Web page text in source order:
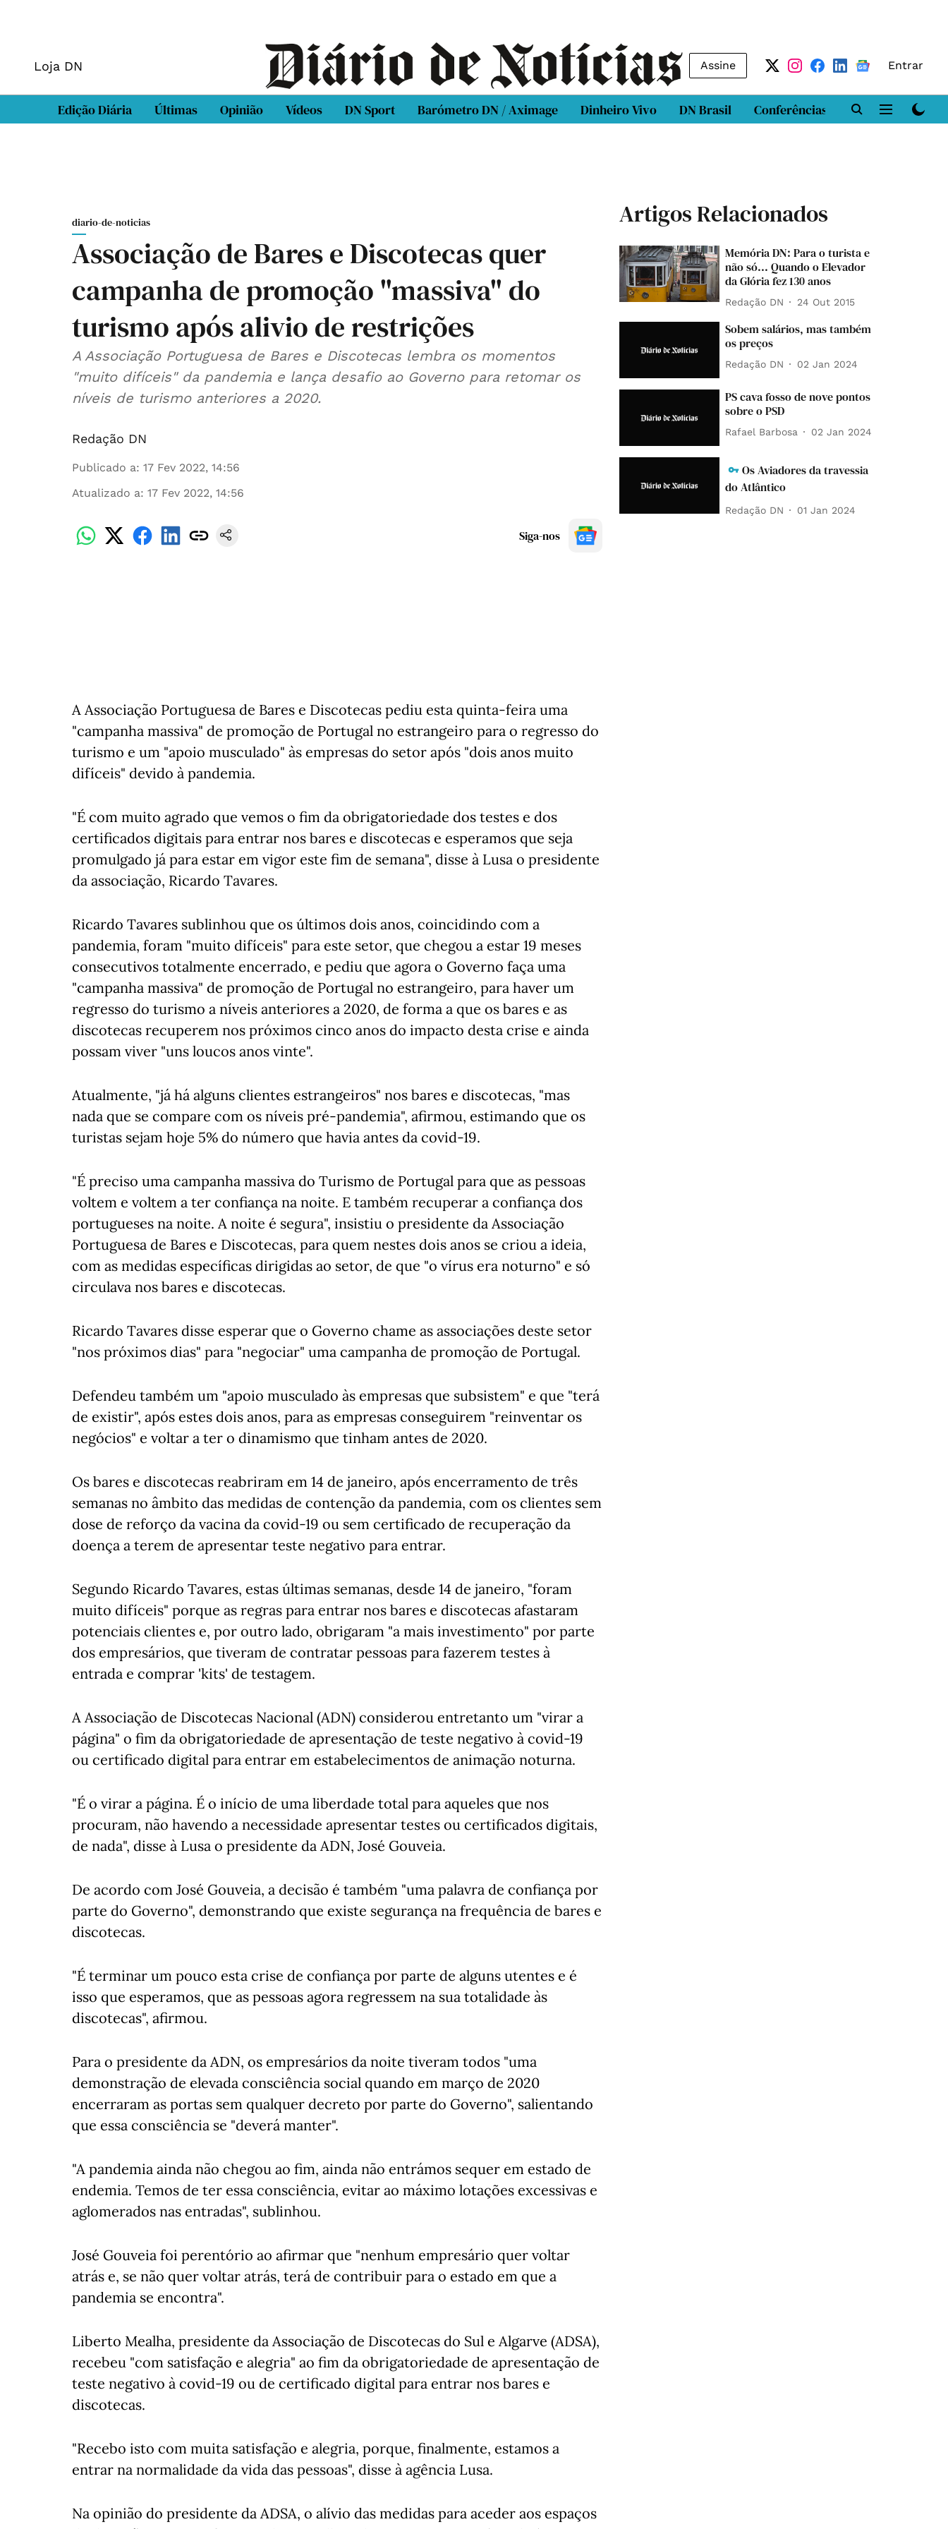
Loja DN Assine Entrar
Edição Diária Últimas Opinião Vídeos DN Sport Barómetro DN / Aximage Dinheiro Vivo DN Brasil Conferências DN LAB
diario-de-noticias
Associação de Bares e Discotecas quer
campanha de promoção "massiva" do
turismo após alivio de restrições
A Associação Portuguesa de Bares e Discotecas lembra os momentos
"muito difíceis" da pandemia e lança desafio ao Governo para retomar os
níveis de turismo anteriores a 2020.
Redação DN
Publicado a: 17 Fev 2022, 14:56
Atualizado a: 17 Fev 2022, 14:56
Siga-nos
A Associação Portuguesa de Bares e Discotecas pediu esta quinta-feira uma
"campanha massiva" de promoção de Portugal no estrangeiro para o regresso do
turismo e um "apoio musculado" às empresas do setor após "dois anos muito
difíceis" devido à pandemia.
"É com muito agrado que vemos o fim da obrigatoriedade dos testes e dos
certificados digitais para entrar nos bares e discotecas e esperamos que seja
promulgado já para estar em vigor este fim de semana", disse à Lusa o presidente
da associação, Ricardo Tavares.
Ricardo Tavares sublinhou que os últimos dois anos, coincidindo com a
pandemia, foram "muito difíceis" para este setor, que chegou a estar 19 meses
consecutivos totalmente encerrado, e pediu que agora o Governo faça uma
"campanha massiva" de promoção de Portugal no estrangeiro, para haver um
regresso do turismo a níveis anteriores a 2020, de forma a que os bares e as
discotecas recuperem nos próximos cinco anos do impacto desta crise e ainda
possam viver "uns loucos anos vinte".
Atualmente, "já há alguns clientes estrangeiros" nos bares e discotecas, "mas
nada que se compare com os níveis pré-pandemia", afirmou, estimando que os
turistas sejam hoje 5% do número que havia antes da covid-19.
"É preciso uma campanha massiva do Turismo de Portugal para que as pessoas
voltem e voltem a ter confiança na noite. E também recuperar a confiança dos
portugueses na noite. A noite é segura", insistiu o presidente da Associação
Portuguesa de Bares e Discotecas, para quem nestes dois anos se criou a ideia,
com as medidas específicas dirigidas ao setor, de que "o vírus era noturno" e só
circulava nos bares e discotecas.
Ricardo Tavares disse esperar que o Governo chame as associações deste setor
"nos próximos dias" para "negociar" uma campanha de promoção de Portugal.
Defendeu também um "apoio musculado às empresas que subsistem" e que "terá
de existir", após estes dois anos, para as empresas conseguirem "reinventar os
negócios" e voltar a ter o dinamismo que tinham antes de 2020.
Os bares e discotecas reabriram em 14 de janeiro, após encerramento de três
semanas no âmbito das medidas de contenção da pandemia, com os clientes sem
dose de reforço da vacina da covid-19 ou sem certificado de recuperação da
doença a terem de apresentar teste negativo para entrar.
Segundo Ricardo Tavares, estas últimas semanas, desde 14 de janeiro, "foram
muito difíceis" porque as regras para entrar nos bares e discotecas afastaram
potenciais clientes e, por outro lado, obrigaram "a mais investimento" por parte
dos empresários, que tiveram de contratar pessoas para fazerem testes à
entrada e comprar 'kits' de testagem.
A Associação de Discotecas Nacional (ADN) considerou entretanto um "virar a
página" o fim da obrigatoriedade de apresentação de teste negativo à covid-19
ou certificado digital para entrar em estabelecimentos de animação noturna.
"É o virar a página. É o início de uma liberdade total para aqueles que nos
procuram, não havendo a necessidade apresentar testes ou certificados digitais,
de nada", disse à Lusa o presidente da ADN, José Gouveia.
De acordo com José Gouveia, a decisão é também "uma palavra de confiança por
parte do Governo", demonstrando que existe segurança na frequência de bares e
discotecas.
"É terminar um pouco esta crise de confiança por parte de alguns utentes e é
isso que esperamos, que as pessoas agora regressem na sua totalidade às
discotecas", afirmou.
Para o presidente da ADN, os empresários da noite tiveram todos "uma
demonstração de elevada consciência social quando em março de 2020
encerraram as portas sem qualquer decreto por parte do Governo", salientando
que essa consciência se "deverá manter".
"A pandemia ainda não chegou ao fim, ainda não entrámos sequer em estado de
endemia. Temos de ter essa consciência, evitar ao máximo lotações excessivas e
aglomerados nas entradas", sublinhou.
José Gouveia foi perentório ao afirmar que "nenhum empresário quer voltar
atrás e, se não quer voltar atrás, terá de contribuir para o estado em que a
pandemia se encontra".
Liberto Mealha, presidente da Associação de Discotecas do Sul e Algarve (ADSA),
recebeu "com satisfação e alegria" ao fim da obrigatoriedade de apresentação de
teste negativo à covid-19 ou de certificado digital para entrar nos bares e
discotecas.
"Recebo isto com muita satisfação e alegria, porque, finalmente, estamos a
entrar na normalidade da vida das pessoas", disse à agência Lusa.
Na opinião do presidente da ADSA, o alívio das medidas para aceder aos espaços
Artigos Relacionados
Memória DN: Para o turista e
não só... Quando o Elevador
da Glória fez 130 anos
Redação DN 24 Out 2015
Sobem salários, mas também
os preços
Redação DN 02 Jan 2024
PS cava fosso de nove pontos
sobre o PSD
Rafael Barbosa 02 Jan 2024
Os Aviadores da travessia
do Atlântico
Redação DN 01 Jan 2024